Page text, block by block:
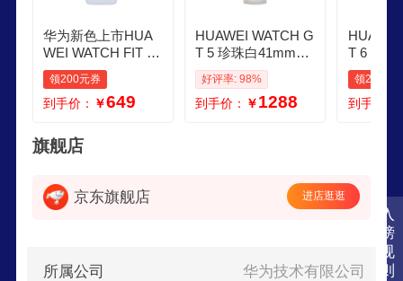
入
榜
规
则
华为新色上市HUA
WEI WATCH FIT 4
冰晶蓝氟橡胶表带
华为运动智能手表
超轻薄大屏潮流运
领200元券
到手价： ￥649
HUAWEI WATCH G
T 5 珍珠白41mm华
为智能手表情绪健
康助手玄玑感知系
统
好评率: 98%
到手价： ￥1288
T 6 魅影
能手表
康全新
为GT6
领200元
到手价：
旗舰店
京东旗舰店 进店逛逛
所属公司 华为技术有限公司